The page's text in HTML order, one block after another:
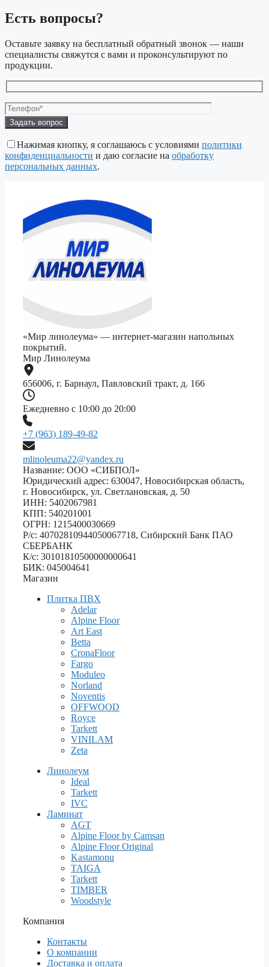
Есть вопросы?
Оставьте заявку на бесплатный обратный звонок — наши
специалисты свяжутся с вами и проконсультируют по
продукции.
Оставьте
это
поле
пустым.
Нажимая кнопку, я соглашаюсь с условиями политики
конфиденциальности и даю согласие на обработку
персональных данных.
«Мир линолеума» — интернет-магазин напольных
покрытий.
Мир Линолеума
656006, г. Барнаул, Павловский тракт, д. 166
Ежедневно с 10:00 до 20:00
+7 (963) 189-49-82
mlinoleuma22@yandex.ru
Название: ООО «СИБПОЛ»
Юридический адрес: 630047, Новосибирская область,
г. Новосибирск, ул. Светлановская, д. 50
ИНН: 5402067981
КПП: 540201001
ОГРН: 1215400030669
Р/с: 40702810944050067718, Сибирский Банк ПАО
СБЕРБАНК
К/с: 30101810500000000641
БИК: 045004641
Магазин
Плитка ПВХ
Adelar
Alpine Floor
Art East
Betta
CronaFloor
Fargo
Moduleo
Norland
Noventis
OFFWOOD
Royce
Tarkett
VINILAM
Zeta
Линолеум
Ideal
Tarkett
IVC
Ламинат
AGT
Alpine Floor by Camsan
Alpine Floor Original
Kastamonu
TAIGA
Tarkett
TIMBER
Woodstyle
Компания
Контакты
О компании
Доставка и оплата